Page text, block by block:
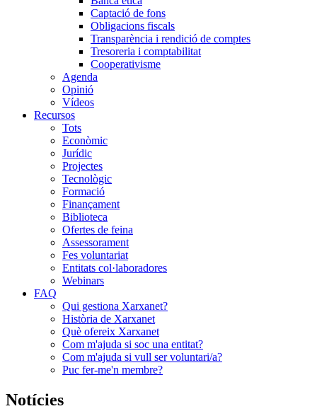
Captació de fons
Obligacions fiscals
Transparència i rendició de comptes
Tresoreria i comptabilitat
Cooperativisme
Agenda
Opinió
Vídeos
Recursos
Tots
Econòmic
Jurídic
Projectes
Tecnològic
Formació
Finançament
Biblioteca
Ofertes de feina
Assessorament
Fes voluntariat
Entitats col·laboradores
Webinars
FAQ
Qui gestiona Xarxanet?
Història de Xarxanet
Què ofereix Xarxanet
Com m'ajuda si soc una entitat?
Com m'ajuda si vull ser voluntari/a?
Puc fer-me'n membre?
Notícies